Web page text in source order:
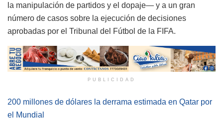
la manipulación de partidos y el dopaje— y a un gran
número de casos sobre la ejecución de decisiones
aprobadas por el Tribunal del Fútbol de la FIFA.
PUBLICIDAD
200 millones de dólares la derrama estimada en Qatar por
el Mundial